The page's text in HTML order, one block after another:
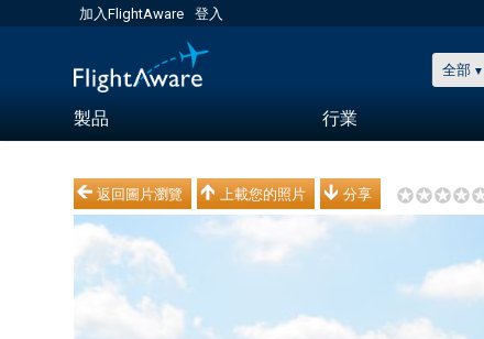
加入FlightAware 登入
全部
製品 行業
返回圖片瀏覽 上載您的照片 分享